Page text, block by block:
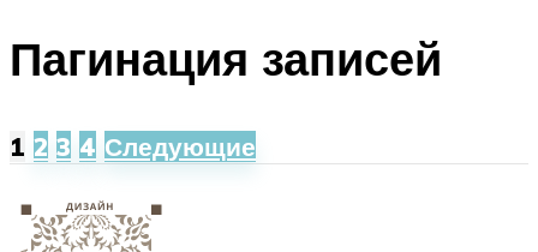
Пагинация записей
1 2 3 4 Следующие